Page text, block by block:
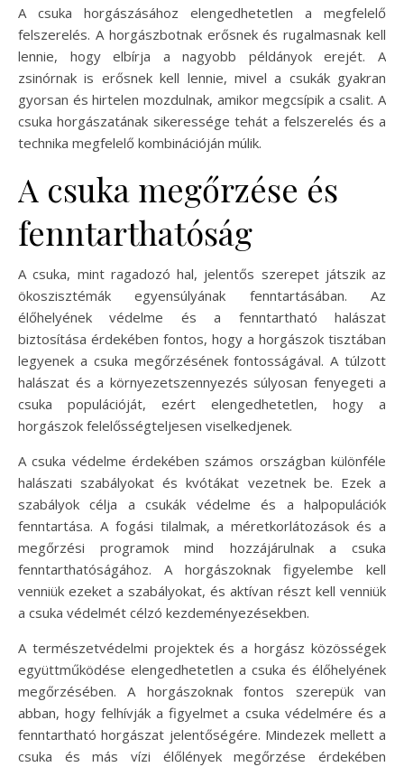
A csuka horgászásához elengedhetetlen a megfelelő
felszerelés. A horgászbotnak erősnek és rugalmasnak kell
lennie, hogy elbírja a nagyobb példányok erejét. A
zsinórnak is erősnek kell lennie, mivel a csukák gyakran
gyorsan és hirtelen mozdulnak, amikor megcsípik a csalit. A
csuka horgászatának sikeressége tehát a felszerelés és a
technika megfelelő kombinációján múlik.
A csuka megőrzése és
fenntarthatóság
A csuka, mint ragadozó hal, jelentős szerepet játszik az
ökoszisztémák egyensúlyának fenntartásában. Az
élőhelyének védelme és a fenntartható halászat
biztosítása érdekében fontos, hogy a horgászok tisztában
legyenek a csuka megőrzésének fontosságával. A túlzott
halászat és a környezetszennyezés súlyosan fenyegeti a
csuka populációját, ezért elengedhetetlen, hogy a
horgászok felelősségteljesen viselkedjenek.
A csuka védelme érdekében számos országban különféle
halászati szabályokat és kvótákat vezetnek be. Ezek a
szabályok célja a csukák védelme és a halpopulációk
fenntartása. A fogási tilalmak, a méretkorlátozások és a
megőrzési programok mind hozzájárulnak a csuka
fenntarthatóságához. A horgászoknak figyelembe kell
venniük ezeket a szabályokat, és aktívan részt kell venniük
a csuka védelmét célzó kezdeményezésekben.
A természetvédelmi projektek és a horgász közösségek
együttműködése elengedhetetlen a csuka és élőhelyének
megőrzésében. A horgászoknak fontos szerepük van
abban, hogy felhívják a figyelmet a csuka védelmére és a
fenntartható horgászat jelentőségére. Mindezek mellett a
csuka és más vízi élőlények megőrzése érdekében